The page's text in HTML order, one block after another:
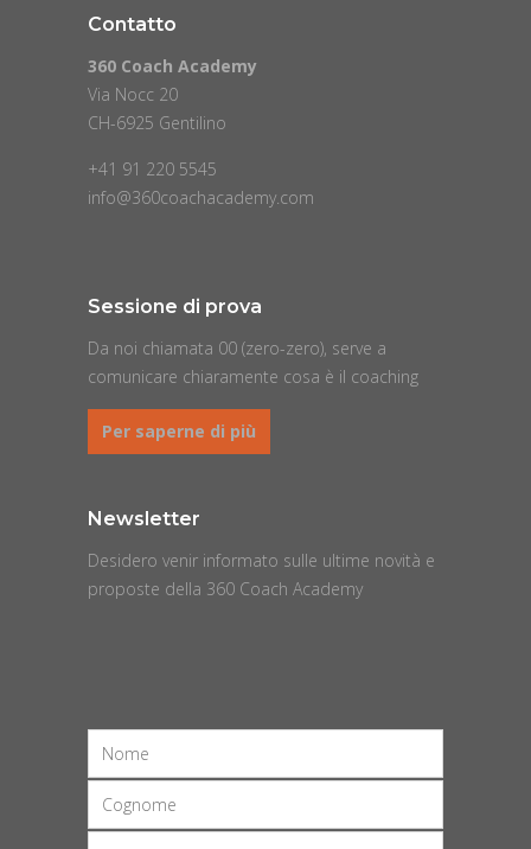
Contatto
360 Coach Academy
Via Nocc 20
CH-6925 Gentilino
+41 91 220 5545
info@360coachacademy.com
Sessione di prova
Da noi chiamata 00 (zero-zero), serve a
comunicare chiaramente cosa è il coaching
Per saperne di più
Newsletter
Desidero venir informato sulle ultime novità e
proposte della 360 Coach Academy